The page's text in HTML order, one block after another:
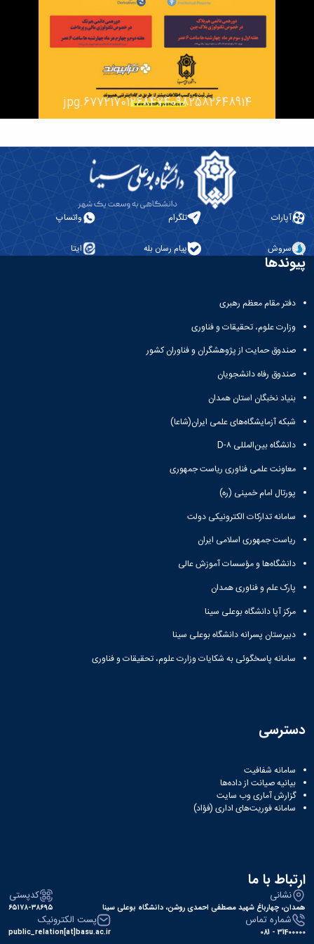
677217012684740982582648914.jpg
آپارات تلگرام واتساپ
سروش پیام رسان بله ایتا
پیوندها
دفتر مقام معظم رهبری
وزارت علوم، تحقیقات و فناوری
صندوق حمایت از پژوهشگران و فناوران کشور
صندوق رفاه دانشجویان
بنیاد نخبگان استان همدان
شبکه آزمایشگاه‌های علمی ایران(شاعا)
دانشگاه بین‌المللی D-۸
معاونت علمی فناوری ریاست جمهوری
پورتال امام خمینی (ره)
سامانه تدارکات الکترونیکی دولت
ریاست جمهوری اسلامی ایران
دانشگاه‌ها و مؤسسات آموزش عالی
پارک علم و فناوری همدان
مرکز آپا دانشگاه بوعلی سینا
دبیرستان پسرانه دانشگاه بوعلی سینا
سامانه پاسخگوئی به شکایات وزارت علوم، تحقیقات و فناوری
دسترسی
سامانه شفافیت
بیانیه صیانت از داده‌ها
گزارش آماری وب‌ سایت
سامانه فوریت‌های اداری (فؤاد)
ارتباط با ما
نشانی
همدان، چهارباغ شهید مصطفی احمدی روشن، دانشگاه بوعلی سینا
کدپستی
۶۵۱۷۸-۳۸۶۹۵
شماره تماس
31400000 - 081
پست الکترونیک
public_relation[at]basu.ac.ir